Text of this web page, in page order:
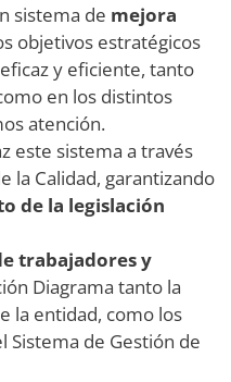
sistema de mejora
objetivos estratégicos
y eficiente, tanto
en los distintos
atención.
este sistema a través
la Calidad, garantizando
de la legislación
trabajadores y
Diagrama tanto la
la entidad, como los
Sistema de Gestión de